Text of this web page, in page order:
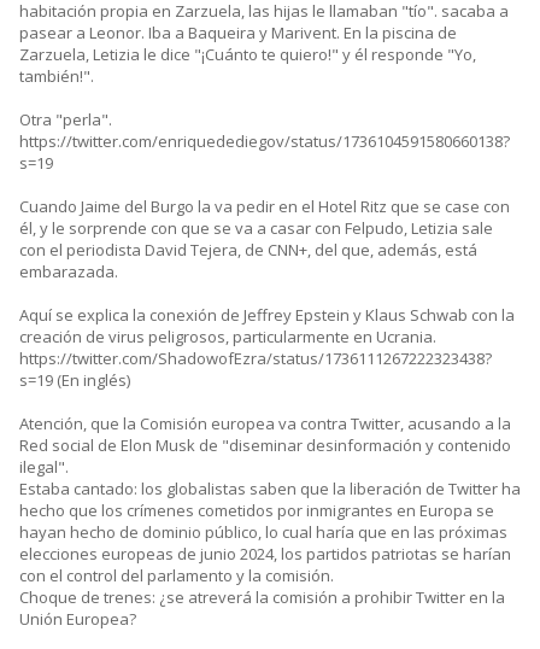
habitación propia en Zarzuela, las hijas le llamaban "tío". sacaba a
pasear a Leonor. Iba a Baqueira y Marivent. En la piscina de
Zarzuela, Letizia le dice "¡Cuánto te quiero!" y él responde "Yo,
también!".
Otra "perla".
https://twitter.com/enriquedediegov/status/1736104591580660138?
s=19
Cuando Jaime del Burgo la va pedir en el Hotel Ritz que se case con
él, y le sorprende con que se va a casar con Felpudo, Letizia sale
con el periodista David Tejera, de CNN+, del que, además, está
embarazada.
Aquí se explica la conexión de Jeffrey Epstein y Klaus Schwab con la
creación de virus peligrosos, particularmente en Ucrania.
https://twitter.com/ShadowofEzra/status/1736111267222323438?
s=19 (En inglés)
Atención, que la Comisión europea va contra Twitter, acusando a la
Red social de Elon Musk de "diseminar desinformación y contenido
ilegal".
Estaba cantado: los globalistas saben que la liberación de Twitter ha
hecho que los crímenes cometidos por inmigrantes en Europa se
hayan hecho de dominio público, lo cual haría que en las próximas
elecciones europeas de junio 2024, los partidos patriotas se harían
con el control del parlamento y la comisión.
Choque de trenes: ¿se atreverá la comisión a prohibir Twitter en la
Unión Europea?